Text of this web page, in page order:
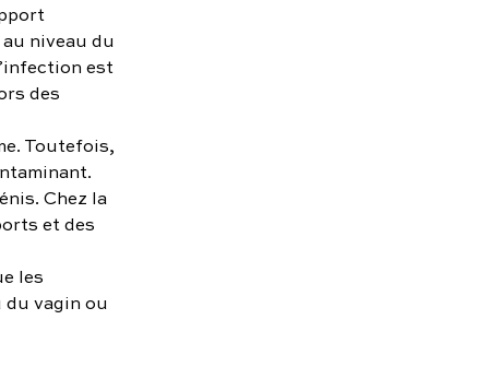
niveau du
est
des
Toutefois,
Chez la
et des
les
du vagin ou